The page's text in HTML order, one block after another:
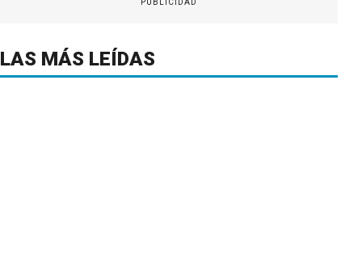
PUBLICIDAD
LAS MÁS LEÍDAS